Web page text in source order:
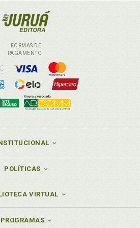
p. 19
Controle judicial da ponderação
restritivas aos direitos
Ponderação entre
bens e interesses. Lei (material)
p. 81
e localização do controle
legislativa no âmbito do
bifásico de controle de
p. 157
Curva de indiferença. Ótima
box. Satisfaction frontier de
FORMAS DE
PAGAMENTO
POLÍTICAS
VIRTUAL
PROGRAMAS